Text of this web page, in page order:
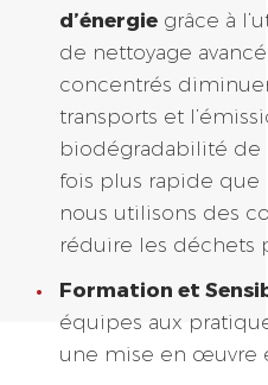
d’énergie grâce à
de nettoyage
concentrés
transports et
biodégradabilité de
fois plus rapide que
nous utilisons des
réduire les déchets
Formation et
équipes aux
une mise en œuvre